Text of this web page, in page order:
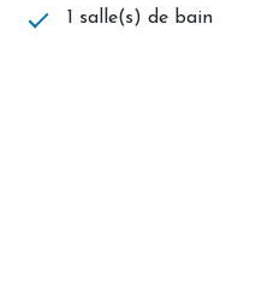
www.georisques.gouv.fr.
1 salle(s) de bain